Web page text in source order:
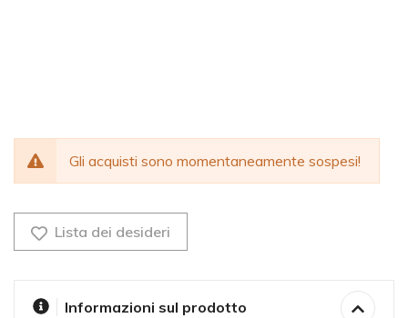
Gli acquisti sono momentaneamente sospesi!
Lista dei desideri
Informazioni sul prodotto